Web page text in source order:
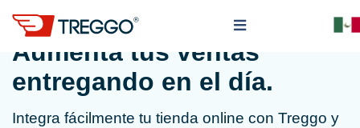
Aumenta tus ventas
entregando en el día.
Integra fácilmente tu tienda online con Treggo y